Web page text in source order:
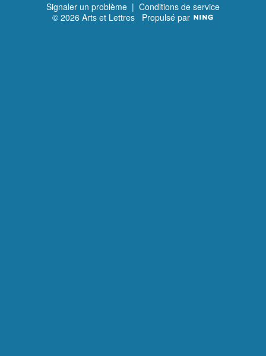
Signaler un problème | Conditions de service
© 2026 Arts et Lettres Propulsé par